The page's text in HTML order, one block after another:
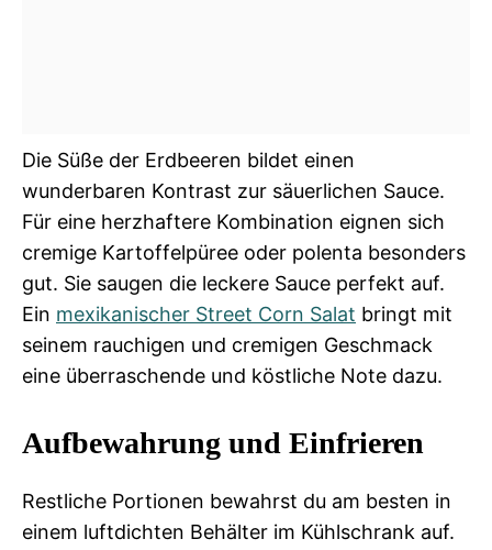
Die Süße der Erdbeeren bildet einen
wunderbaren Kontrast zur säuerlichen Sauce.
Für eine herzhaftere Kombination eignen sich
cremige Kartoffelpüree oder polenta besonders
gut. Sie saugen die leckere Sauce perfekt auf.
Ein mexikanischer Street Corn Salat bringt mit
seinem rauchigen und cremigen Geschmack
eine überraschende und köstliche Note dazu.
Aufbewahrung und Einfrieren
Restliche Portionen bewahrst du am besten in
einem luftdichten Behälter im Kühlschrank auf.